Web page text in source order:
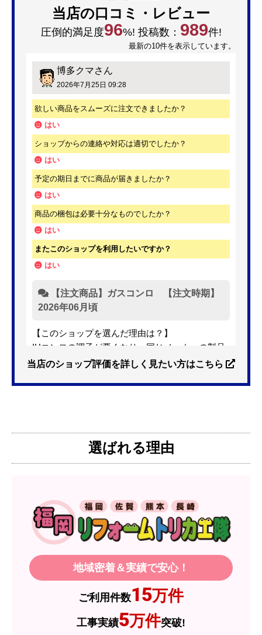
当店の口コミ・レビュー
圧倒的満足度96%! 投稿数： 989件!
最新の10件を表示しています。
博多クマさん
2026年7月25日 09:28
欲しい商品をスムーズに注文できましたか？
はい
ショップからの連絡や対応は適切でしたか？
はい
予定の期日までに商品が届きましたか？
はい
商品の梱包は必要十分なものでしたか？
はい
またこのショップを利用したいですか？
はい
【注文商品】ガスコンロ 【注文時期】
2026年06月頃
【このショップを選んだ理由は？】
IHコンロの調子が悪くなり、同じメーカーの製品
を探していました。ただ、3口から2口のものへ変
は需要が少なく製品によっては割高になるとのこ
ろ、希望した製品が量販店よりかなり安い価格で
あったので購入いたしました。
【その他感想・コメント】
製品価格もですが、設置や保証なども充実してい
るので、今後も頼りになるショップの一つです。
2026年7月3日 19:01
欲しい商品をスムーズに注文できましたか？
当店のショップ評価を詳しく見たい方はこちら
選ばれる理由
地域密着＆実績で安心！
ご利用件数15万件
工事実績5万件突破!